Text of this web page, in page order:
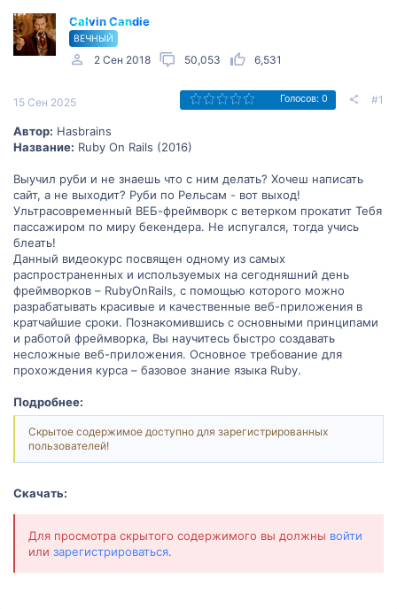
Calvin Candie
ВЕЧНЫЙ
2 Сен 2018 50,053 6,531
15 Сен 2025 Голосов: 0 #1
Автор: Hasbrains
Название: Ruby On Rails (2016)
Выучил руби и не знаешь что с ним делать? Хочеш написать
сайт, а не выходит? Руби по Рельсам - вот выход!
Ультрасовременный ВЕБ-фреймворк с ветерком прокатит Тебя
пассажиром по миру бекендера. Не испугался, тогда учись
блеать!
Данный видеокурс посвящен одному из самых
распространенных и используемых на сегодняшний день
фреймворков – RubyOnRails, с помощью которого можно
разрабатывать красивые и качественные веб-приложения в
кратчайшие сроки. Познакомившись с основными принципами
и работой фреймворка, Вы научитесь быстро создавать
несложные веб-приложения. Основное требование для
прохождения курса – базовое знание языка Ruby.
Подробнее:
Скрытое содержимое доступно для зарегистрированных
пользователей!
Скачать:
Для просмотра скрытого содержимого вы должны войти
или зарегистрироваться.